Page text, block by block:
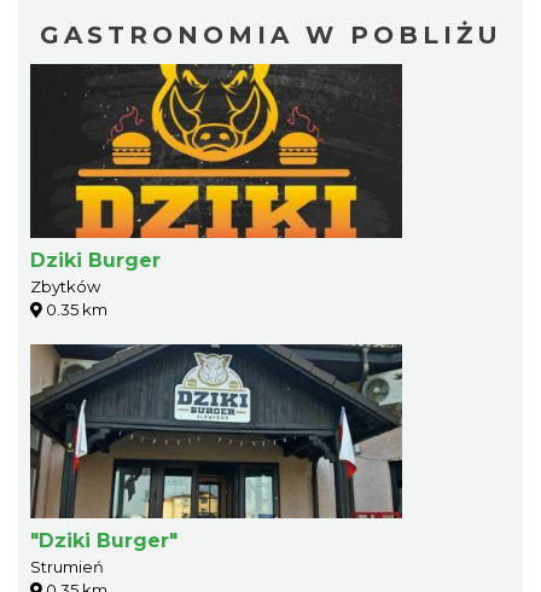
GASTRONOMIA W POBLIŻU
Dziki Burger
Zbytków
0.35 km
"Dziki Burger"
Strumień